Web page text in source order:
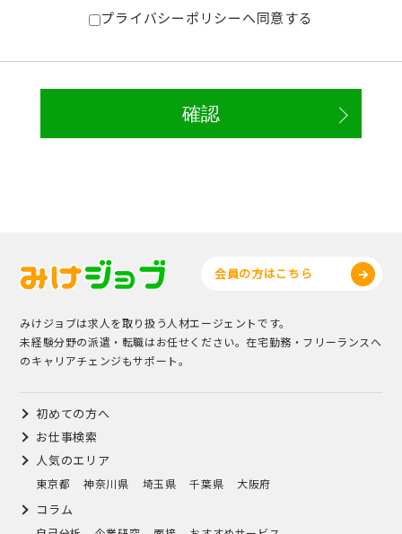
プライバシーポリシーへ同意する
会員の方はこちら
みけジョブは求人を取り扱う人材エージェントです。
未経験分野の派遣・転職はお任せください。在宅勤務・フリーランスへ
のキャリアチェンジもサポート。
初めての方へ
お仕事検索
人気のエリア
東京都 神奈川県 埼玉県 千葉県 大阪府
コラム